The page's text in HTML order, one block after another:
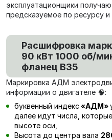
эксплуатационщики
предсказуемое по ресурсу
Расшифровка
90 кВт 1000 об/
фланец В35
Маркировка АДМ
информации о двигателе 🧠:
буквенный индекс «АДМ»
далее идут числа,
высоте оси,
Высота до центра вала